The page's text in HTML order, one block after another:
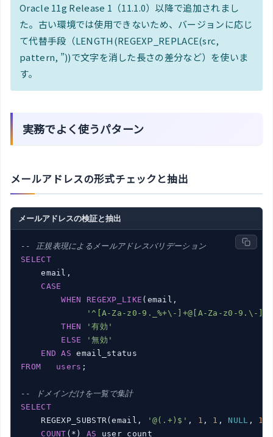
Oracle 11g Release 1（11.1.0）以降で追加されまし
た。古い環境では使用できないため、バージョンに応じ
て代替手段（LENGTH(REGEXP_REPLACE(src,
pattern, ”))で文字を消した長さの差分など）を使いま
す。
実務でよく使うパターン
メールアドレスの形式チェックと抽出
メールアドレスの検証と抽出
-- 正規表現によるメールアドレスバリデーション
SELECT
    email,
CASE
WHEN
REGEXP_LIKE (email,
'^[A-Za-z0-9._%+\-]+@[A-Za-z0-9.\-
THEN
'有効'
ELSE
'無効'
END
AS
FROM
users ;
-- ドメインだけを一覧で集計
SELECT
    REGEXP_SUBSTR(email,
'@(.+)$' , 1 , 1 , NULL , 1
COUNT (*) AS